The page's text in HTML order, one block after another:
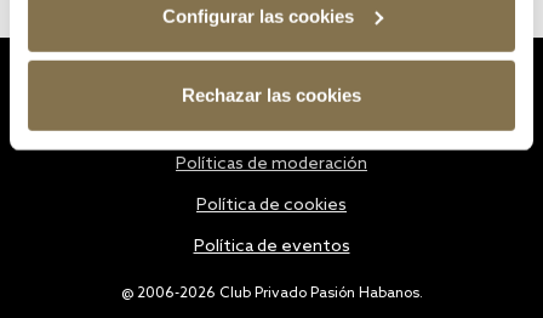
Configurar las cookies
Rechazar las cookies
@ 2006-2026 Club Privado Pasión Habanos.
Políticas de moderación
Política de cookies
Política de eventos